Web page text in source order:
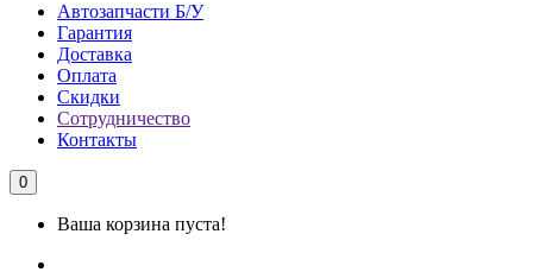
Автозапчасти Б/У
Гарантия
Доставка
Оплата
Скидки
Сотрудничество
Контакты
0
Ваша корзина пуста!